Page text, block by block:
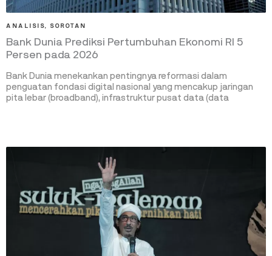
ANALISIS, SOROTAN
Bank Dunia Prediksi Pertumbuhan Ekonomi RI 5
Persen pada 2026
Bank Dunia menekankan pentingnya reformasi dalam
penguatan fondasi digital nasional yang mencakup jaringan
pita lebar (broadband), infrastruktur pusat data (data